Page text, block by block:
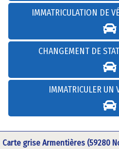
IMMATRICULATION DE
CHANGEMENT DE
IMMATRICULER UN
Carte grise Armentières (59280